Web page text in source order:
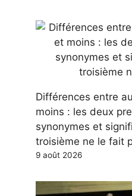
Différences entre
moins : les deux
synonymes et
troisième ne le fait
9 août 2026